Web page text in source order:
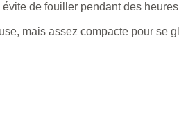
évite de fouiller pendant des
mais assez compacte pour se